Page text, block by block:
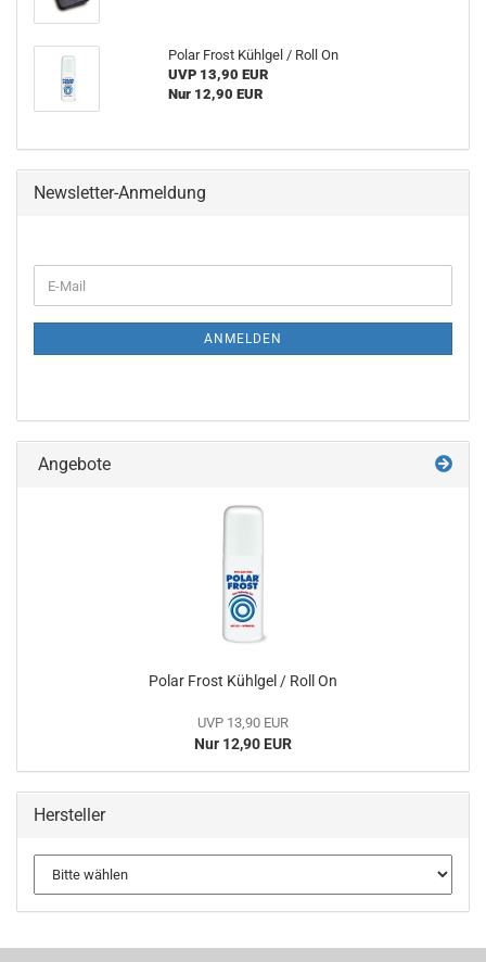
Polar Frost Kühlgel / Roll On
UVP 13,90 EUR
Nur 12,90 EUR
Newsletter-Anmeldung
ZUR
E-
Mail
ANMELDEN
Angebote
Polar Frost Kühlgel / Roll On
UVP 13,90 EUR
Nur 12,90 EUR
Hersteller